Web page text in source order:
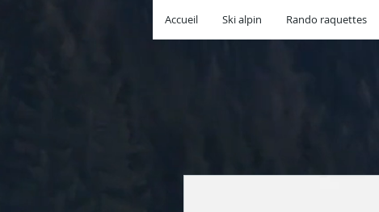
Accueil Ski alpin Rando raquettes